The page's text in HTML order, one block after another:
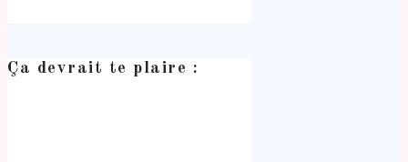
Ça devrait te plaire :